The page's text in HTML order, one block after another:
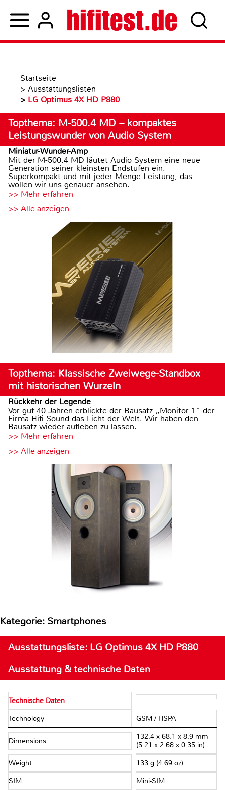
Startseite
> Ausstattungslisten
> LG Optimus 4X HD P880
Topthema: M-500.4 MD – kompaktes
Leistungswunder von Audio System
Miniatur-Wunder-Amp
Mit der M-500.4 MD läutet Audio System eine neue
Generation seiner kleinsten Endstufen ein.
Superkompakt und mit jeder Menge Leistung, das
wollen wir uns genauer ansehen.
>> Mehr erfahren
>> Alle anzeigen
Topthema: Klassische Zweiwege-Standbox
mit historischen Wurzeln
Rückkehr der Legende
Vor gut 40 Jahren erblickte der Bausatz „Monitor 1“ der
Firma Hifi Sound das Licht der Welt. Wir haben den
Bausatz wieder aufleben zu lassen.
>> Mehr erfahren
>> Alle anzeigen
Kategorie: Smartphones
Ausstattungsliste: LG Optimus 4X HD P880
Ausstattung & technische Daten
Technische Daten
Technology GSM / HSPA
Dimensions
132.4 x 68.1 x 8.9 mm
(5.21 x 2.68 x 0.35 in)
Weight 133 g (4.69 oz)
SIM Mini-SIM